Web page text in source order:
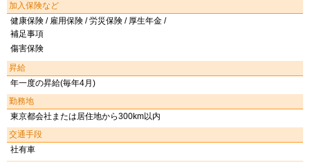
加入保険など
健康保険 / 雇用保険 / 労災保険 / 厚生年金 /
補足事項
傷害保険
昇給
年一度の昇給(毎年4月)
勤務地
東京都会社または居住地から300km以内
交通手段
社有車